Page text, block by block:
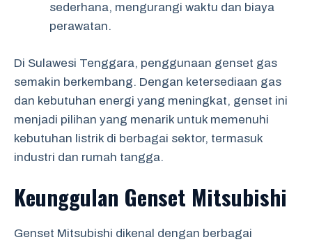
sederhana, mengurangi waktu dan biaya
perawatan.
Di Sulawesi Tenggara, penggunaan genset gas
semakin berkembang. Dengan ketersediaan gas
dan kebutuhan energi yang meningkat, genset ini
menjadi pilihan yang menarik untuk memenuhi
kebutuhan listrik di berbagai sektor, termasuk
industri dan rumah tangga.
Keunggulan Genset Mitsubishi
Genset Mitsubishi dikenal dengan berbagai